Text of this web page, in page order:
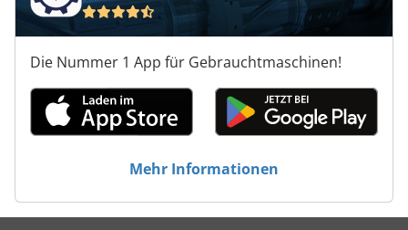
Die Nummer 1 App für Gebrauchtmaschinen!
Mehr Informationen